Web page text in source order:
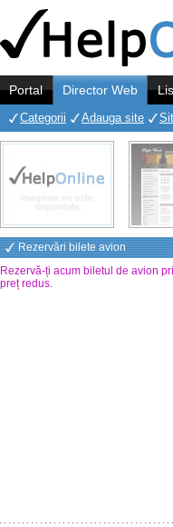
Portal Director Web
Categorii Adauga site
Rezervări bilete avion
Rezervă-ți acum biletul de avion
preț redus.